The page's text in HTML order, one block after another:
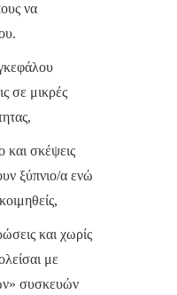
να
σε μικρές
και σκέψεις
ξύπνιο/α ενώ
και χωρίς
με
συσκευών